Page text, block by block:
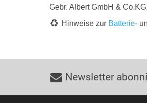
Gebr. Albert GmbH &
Hinweise zur Batterie-
Newsletter